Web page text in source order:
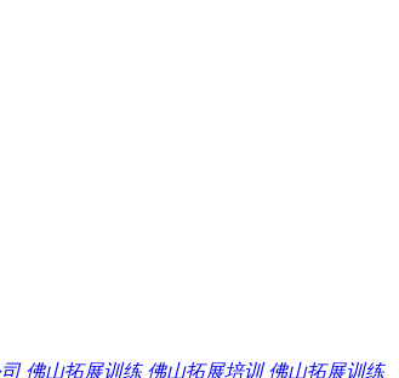
佛山拓展训练 佛山拓展培训 佛山拓展训练